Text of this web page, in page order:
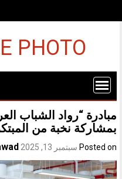
PHOTO
مبادرة “رواد الشباب
بمشاركة نخبة من
Posted on سبتمبر 13, 2025